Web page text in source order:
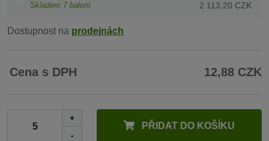
Skladem 7 balení 2 113,20 CZK
Dostupnost na prodejnách
Cena s DPH 12,88 CZK
+
-
PŘIDAT DO KOŠÍKU